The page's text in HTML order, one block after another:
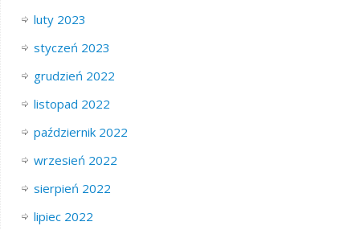
luty 2023
styczeń 2023
grudzień 2022
listopad 2022
październik 2022
wrzesień 2022
sierpień 2022
lipiec 2022